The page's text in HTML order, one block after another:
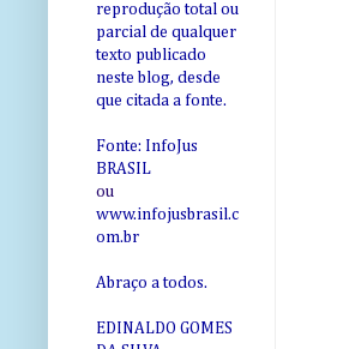
reprodução total ou
parcial de qualquer
texto publicado
neste blog, desde
que citada a fonte.
Fonte: InfoJus
BRASIL
ou
www.infojusbrasil.c
om.br
Abraço a todos.
EDINALDO GOMES